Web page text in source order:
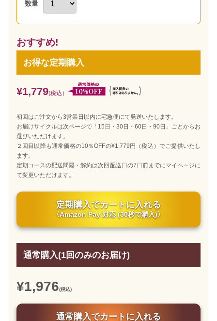
数量
おすすめ!
お得な定期購入
¥1,779(税込）
初回はご注文から3営業日以内に宅急便にて発送いたします。
お届けサイクルは次ページで「15日・30日・60日・90日」ごとからお
選びいただけます。
２回目以降も通常価格の10％OFFの¥1,779円（税込）でご提供いたし
ます。
定期コースの配送間隔・解約は次回配送日の7日前までにマイページに
て変更いただけます。
定期購入でカートに入れる
〈Amazon Pay 対応 (30秒で購入)〉
通常購入(1回のみのお届け)
¥1,976(税込)
通常購入でカートに入れる